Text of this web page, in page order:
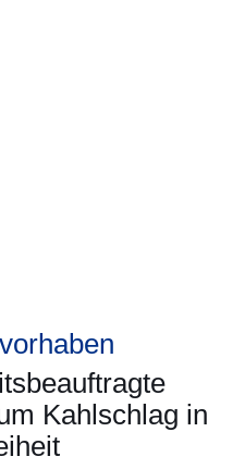
Kahlschlag in